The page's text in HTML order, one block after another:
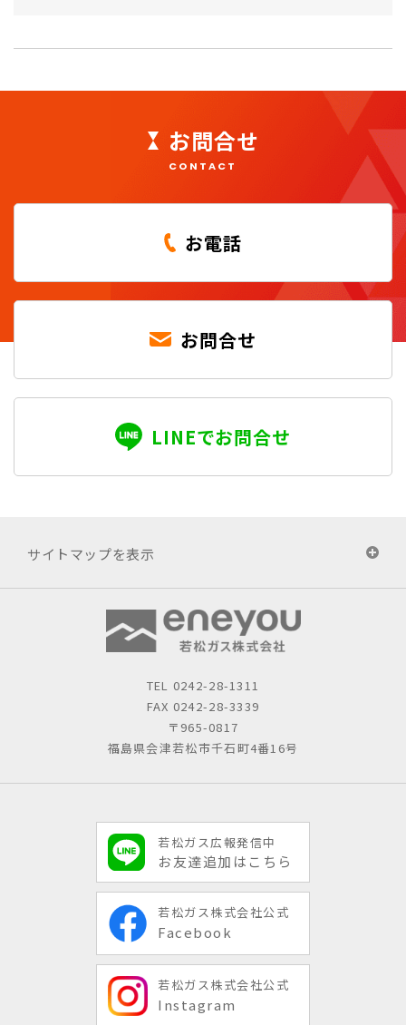
お問合せ
CONTACT
お電話
お問合せ
LINEでお問合せ
サイトマップを表示
TEL 0242-28-1311
FAX 0242-28-3339
〒965-0817
福島県会津若松市千石町4番16号
若松ガス広報発信中
お友達追加はこちら
若松ガス株式会社公式
Facebook
若松ガス株式会社公式
Instagram